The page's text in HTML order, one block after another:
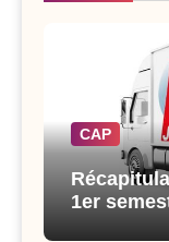
CAP
1er